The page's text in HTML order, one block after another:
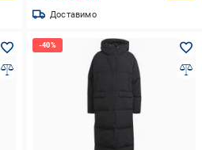
Доставимо